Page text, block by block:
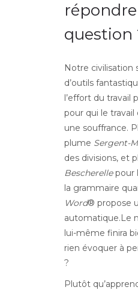
question
Notre civilisation
d’outils
l’effort du travail
pour qui le
une souffrance.
plume Sergent-
des divisions, et
Bescherellepour
la grammaire
Word® propose
automatique.Le
lui-même finira
rien évoquer à
?
Plutôt